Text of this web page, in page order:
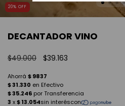
20% OFF
DECANTADOR VINO
$49.000 $39.163